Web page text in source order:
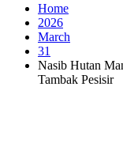
Home
2026
March
31
Nasib Hutan
Tambak Pesisir